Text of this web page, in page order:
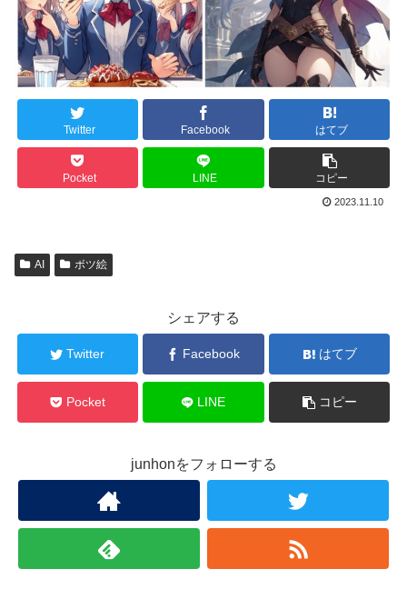
Twitter Facebook はてブ
Pocket LINE コピー
2023.11.10
AI ボツ絵
シェアする
Twitter Facebook はてブ
Pocket LINE コピー
junhonをフォローする